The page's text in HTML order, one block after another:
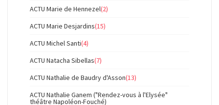
ACTU Marie de Hennezel(2)
ACTU Marie Desjardins(15)
ACTU Michel Santi(4)
ACTU Natacha Sibellas(7)
ACTU Nathalie de Baudry d'Asson(13)
ACTU Nathalie Ganem ("Rendez-vous à l'Elysée"
théâtre Napoléon-Fouché)